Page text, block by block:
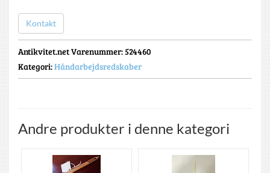
Kontakt
Antikvitet.net Varenummer: 524460
Kategori:Håndarbejdsredskaber
Andre produkter i denne kategori